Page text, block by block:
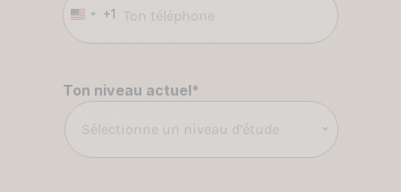
États-
Unis
+1
Ton niveau actuel*
Sélectionne un niveau d’étude